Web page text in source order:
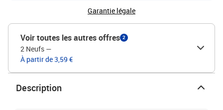
Garantie légale
Voir toutes les autres offres 2
2 Neufs —
À partir de 3,59 €
Description